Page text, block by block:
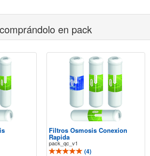
en pack
Filtros Osmosis Conexion
Rapida
pack_qc_v1
(4)